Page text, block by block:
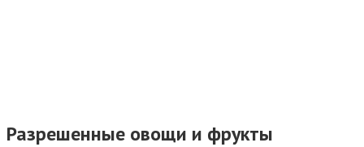
Разрешенные овощи и фрукты